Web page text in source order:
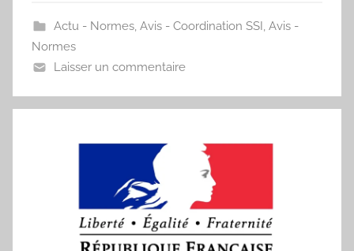
Actu - Normes, Avis - Coordination SSI, Avis -
Normes
Laisser un commentaire